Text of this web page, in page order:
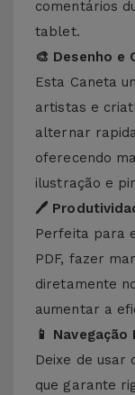
comentários
tablet.
🎨 Desenho e
Esta Caneta
artistas e
alternar
oferecendo
ilustração e
🖊️
Perfeita para
PDF, fazer
diretamente
aumentar a
📱
Deixe de usar
que garante